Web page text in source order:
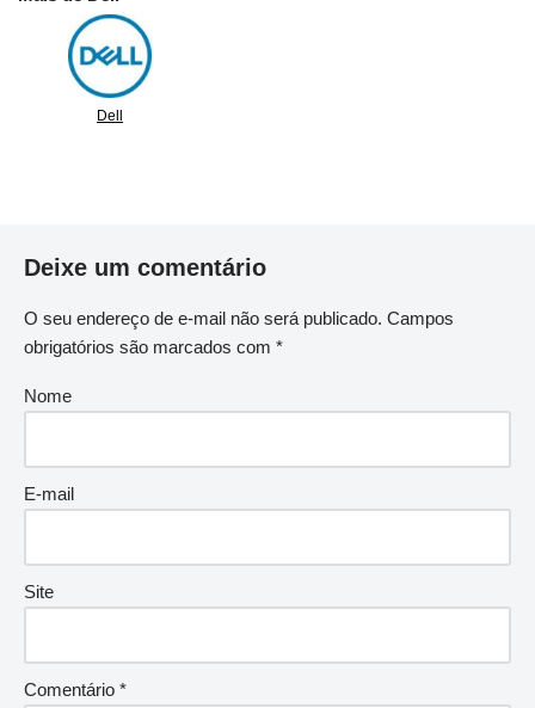
Dell
Deixe um comentário
O seu endereço de e-mail não será publicado. Campos
obrigatórios são marcados com *
Nome
E-mail
Site
Comentário *